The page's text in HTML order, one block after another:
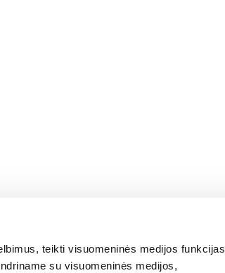
teikti visuomeninės medijos funkcijas
su visuomeninės medijos,